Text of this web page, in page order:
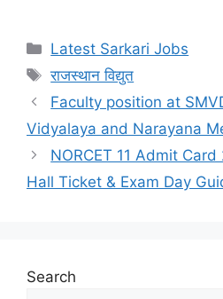
Latest Sarkari Jobs
राजस्थान विद्युत
Faculty position at
Vidyalaya and Narayana
NORCET 11 Admit
Hall Ticket & Exam Day
Search